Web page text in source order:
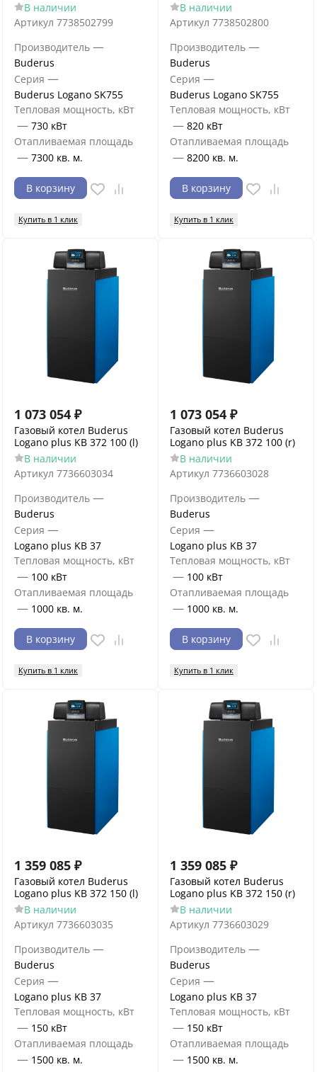
В наличии
Артикул 7738502799
Производитель —
Buderus
Серия —
Buderus Logano SK755
Тепловая мощность, кВт
— 730 кВт
Отапливаемая площадь
— 7300 кв. м.
В корзину
Купить в 1 клик
В наличии
Артикул 7738502800
Производитель —
Buderus
Серия —
Buderus Logano SK755
Тепловая мощность, кВт
— 820 кВт
Отапливаемая площадь
— 8200 кв. м.
В корзину
Купить в 1 клик
1 073 054 ₽
Газовый котел Buderus
Logano plus KB 372 100 (l)
В наличии
Артикул 7736603034
Производитель —
Buderus
Серия —
Logano plus KB 37
Тепловая мощность, кВт
— 100 кВт
Отапливаемая площадь
— 1000 кв. м.
В корзину
Купить в 1 клик
1 073 054 ₽
Газовый котел Buderus
Logano plus KB 372 100 (r)
В наличии
Артикул 7736603028
Производитель —
Buderus
Серия —
Logano plus KB 37
Тепловая мощность, кВт
— 100 кВт
Отапливаемая площадь
— 1000 кв. м.
В корзину
Купить в 1 клик
1 359 085 ₽
Газовый котел Buderus
Logano plus KB 372 150 (l)
В наличии
Артикул 7736603035
Производитель —
Buderus
Серия —
Logano plus KB 37
Тепловая мощность, кВт
— 150 кВт
Отапливаемая площадь
— 1500 кв. м.
1 359 085 ₽
Газовый котел Buderus
Logano plus KB 372 150 (r)
В наличии
Артикул 7736603029
Производитель —
Buderus
Серия —
Logano plus KB 37
Тепловая мощность, кВт
— 150 кВт
Отапливаемая площадь
— 1500 кв. м.